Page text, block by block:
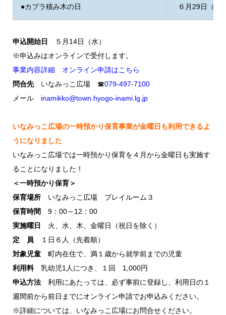
●カプラ積み木の日 ６月29日（日
申込開始日
５月14日（水）
※申込みはオンラインで受付します。
事業内容詳細
オンライン申請はこちら
問合先いなみっこ広場 ☎079-497-7100
メール inamikko@town.hyogo-inami.lg.jp
いなみっこ広場の一時預かり保育事業が金曜日も利用できるよ
うになりました
いなみっこ広場では一時預かり保育を４月から金曜日も実施す
ることになりました！
＜一時預かり保育＞
保育場所 いなみっこ広場 プレイルーム３
保育時間
9：00～12：00
実施曜日
火、水、木、金曜日（祝日を除く）
定 員 １日６人（先着順）
対象児童 町内在住で、満１歳から就学前までの児童
利用料乳幼児1人につき、１回 1,000円
申込方法 利用にあたっては、必ず事前に登録し、利用日の１
週間前から前日までにオンライン申請でお申込みください。
※詳細については、いなみっこ広場にお問合せください。